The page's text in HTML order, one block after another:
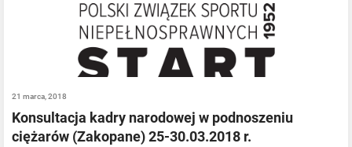
21 marca, 2018
Konsultacja kadry narodowej w podnoszeniu
ciężarów (Zakopane) 25-30.03.2018 r.